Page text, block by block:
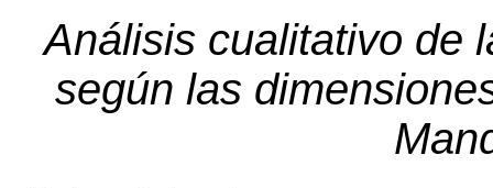
Análisis cualitativo de
según las